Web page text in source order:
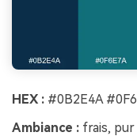
HEX : #0B2E4A
Ambiance : frais,